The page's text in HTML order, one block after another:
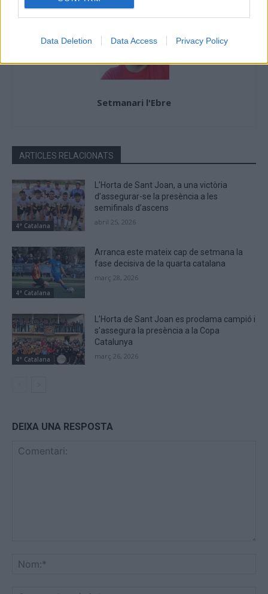
Data Deletion Data Access Privacy Policy
Setmanari l'Ebre
ARTICLES RELACIONATS
4ª Catalana
L’Horta de Sant Joan, a una victòria
d’assegurar-se la presència a les
semifinals d’ascens
abril 25, 2026
4ª Catalana
Arranca este mateix cap de setmana la
fase decisiva de la quarta catalana
març 28, 2026
4ª Catalana
L’Horta de Sant Joan es proclama campió i
s’assegura la presència a la Copa
Catalunya
març 26, 2026
DEIXA UNA RESPOSTA